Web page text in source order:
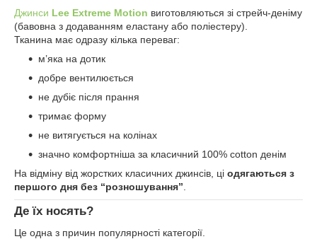
Джинси Lee Extreme Motion виготовляються зі стрейч-деніму
(бавовна з додаванням еластану або поліестеру).
Тканина має одразу кілька переваг:
м’яка на дотик
добре вентилюється
не дубіє після прання
тримає форму
не витягується на колінах
значно комфортніша за класичний 100% cotton денім
На відміну від жорстких класичних джинсів, ці одягаються з
першого дня без “розношування”
Де їх носять?
Це одна з причин популярності категорії.